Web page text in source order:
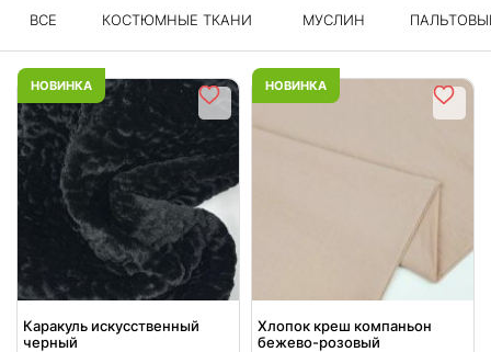
ВСЕ КОСТЮМНЫЕ ТКАНИ МУСЛИН
НОВИНКА
Каракуль искусственный
черный
НОВИНКА
Хлопок креш компаньон
бежево-розовый